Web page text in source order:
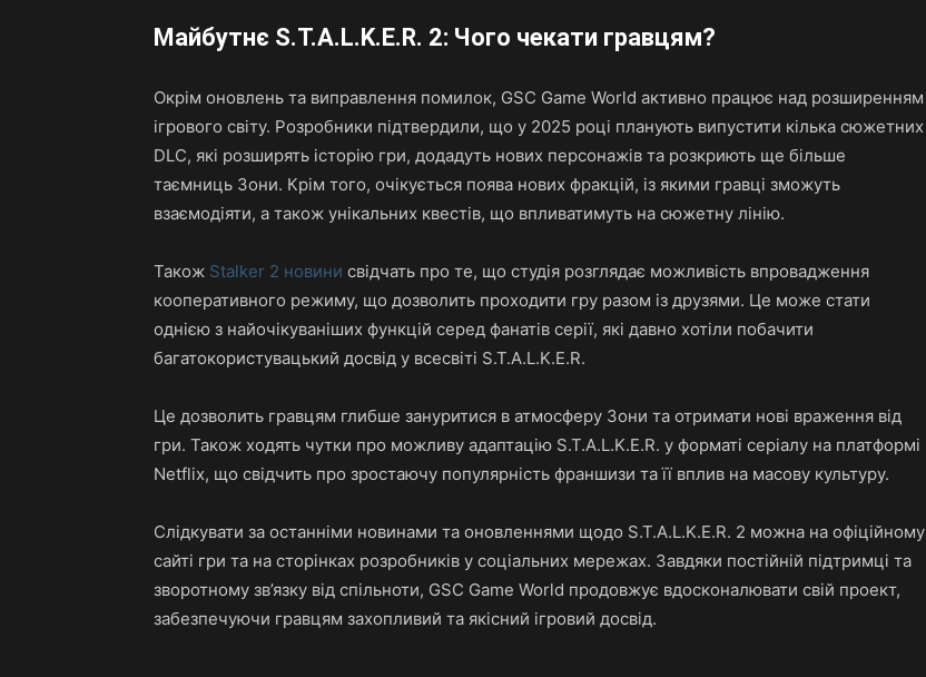
Майбутнє S.T.A.L.K.E.R. 2: Чого чекати гравцям?
Окрім оновлень та виправлення помилок, GSC Game World активно працює над розширенням
ігрового світу. Розробники підтвердили, що у 2025 році планують випустити кілька сюжетних
DLC, які розширять історію гри, додадуть нових персонажів та розкриють ще більше
таємниць Зони. Крім того, очікується поява нових фракцій, із якими гравці зможуть
взаємодіяти, а також унікальних квестів, що впливатимуть на сюжетну лінію.
Також Stalker 2 новини свідчать про те, що студія розглядає можливість впровадження
кооперативного режиму, що дозволить проходити гру разом із друзями. Це може стати
однією з найочікуваніших функцій серед фанатів серії, які давно хотіли побачити
багатокористувацький досвід у всесвіті S.T.A.L.K.E.R.
Це дозволить гравцям глибше зануритися в атмосферу Зони та отримати нові враження від
гри. Також ходять чутки про можливу адаптацію S.T.A.L.K.E.R. у форматі серіалу на платформі
Netflix, що свідчить про зростаючу популярність франшизи та її вплив на масову культуру.
Слідкувати за останніми новинами та оновленнями щодо S.T.A.L.K.E.R. 2 можна на офіційному
сайті гри та на сторінках розробників у соціальних мережах. Завдяки постійній підтримці та
зворотному зв’язку від спільноти, GSC Game World продовжує вдосконалювати свій проект,
забезпечуючи гравцям захопливий та якісний ігровий досвід.